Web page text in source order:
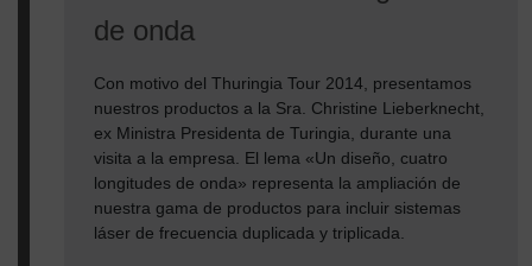
de onda
Con motivo del Thuringia Tour 2014, presentamos
nuestros productos a la Sra. Christine Lieberknecht,
ex Ministra Presidenta de Turingia, durante una
visita a la empresa. El lema «Un diseño, cuatro
longitudes de onda» representa la ampliación de
nuestra gama de productos para incluir sistemas
láser de frecuencia duplicada y triplicada.
otros datos de uso.
Al aceptar las cookies asociadas con los servicios de
Google, también acepta que sus datos sean tratados ​​
por Google en Estados Unidos de conformidad con el
artículo 49, párrafo 1, página 1, letra a delRGPD.
Estados Unidos está considerado por el Tribunal de
Justicia de la Unión Europea como un país con un
nivel insuficiente de protección de datos según las